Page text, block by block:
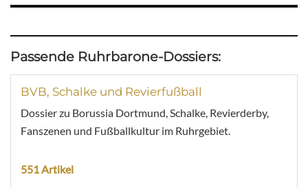
Passende Ruhrbarone-Dossiers:
BVB, Schalke und Revierfußball
Dossier zu Borussia Dortmund, Schalke, Revierderby,
Fanszenen und Fußballkultur im Ruhrgebiet.
551 Artikel